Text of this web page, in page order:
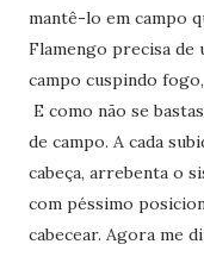
mantê-lo em campo
Flamengo precisa de
campo cuspindo
E como não se
de campo. A cada
cabeça, arrebenta o
com péssimo
cabecear. Agora me